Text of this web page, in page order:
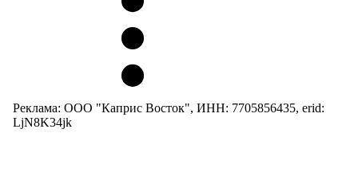
Реклама: ООО "Каприс Восток", ИНН: 7705856435, erid:
LjN8K34jk